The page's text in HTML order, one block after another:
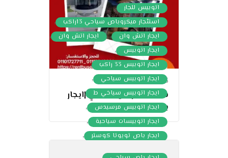
اتوبيس للجار ,
استئجار ميكروباص سياحي 13راكب ,
ايجار اتش وان , ايجار اتش وان ,
ايجار اتوبيس ,
ايجار اتوبيس 33 راكب ,
ايجار اتوبيس سياحي ,
ايجار اتوبيس سياخي ط ,
ايجار اتوبيس مرسيدس ,
ايجار اتوبيسات سياحية ,
ايجار باص تويوتا كوستر ,
28/08/2023
شركةايجارنقل سياحي |ايجار
باص33راكب